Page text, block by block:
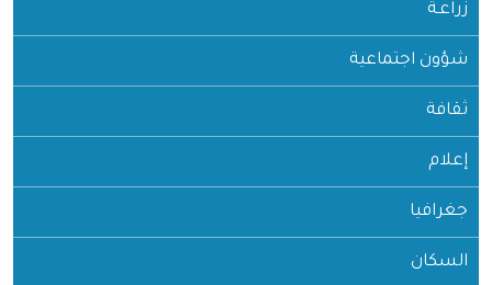
زراعـة
شؤون اجتماعية
ثقافة
إعلام
جغرافيا
السكان